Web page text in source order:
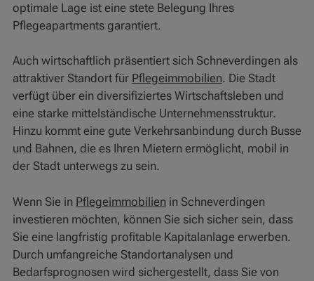
optimale Lage ist eine stete Belegung Ihres
Pflegeapartments garantiert.
Auch wirtschaftlich präsentiert sich Schneverdingen als
attraktiver Standort für Pflegeimmobilien. Die Stadt
verfügt über ein diversifiziertes Wirtschaftsleben und
eine starke mittelständische Unternehmensstruktur.
Hinzu kommt eine gute Verkehrsanbindung durch Busse
und Bahnen, die es Ihren Mietern ermöglicht, mobil in
der Stadt unterwegs zu sein.
Wenn Sie in Pflegeimmobilien in Schneverdingen
investieren möchten, können Sie sich sicher sein, dass
Sie eine langfristig profitable Kapitalanlage erwerben.
Durch umfangreiche Standortanalysen und
Bedarfsprognosen wird sichergestellt, dass Sie von